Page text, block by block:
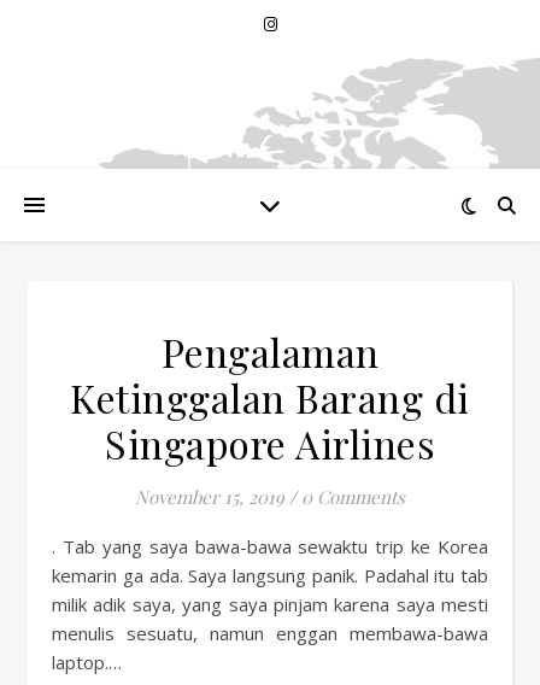
Pengalaman
Ketinggalan Barang di
Singapore Airlines
November 15, 2019 / 0 Comments
. Tab yang saya bawa-bawa sewaktu trip ke Korea
kemarin ga ada. Saya langsung panik. Padahal itu tab
milik adik saya, yang saya pinjam karena saya mesti
menulis sesuatu, namun enggan membawa-bawa
laptop.…